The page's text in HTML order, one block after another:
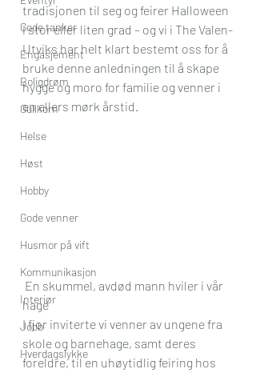
Gode tanker
Engasjement
Boligdrøm
Gullkorn
Helse
Høst
Hobby
Gode venner
Husmor på vift
Kommunikasjon
Interiør
Jobb
Hverdagslykke
tradisjonen til seg og feirer Halloween
i stor eller liten grad – og vi i The Valen-
Utviks har helt klart bestemt oss for å
bruke denne anledningen til å skape
hygge og moro for familie og venner i
en ellers mørk årstid.
hage
I fjor inviterte vi venner av ungene fra
skole og barnehage, samt deres
foreldre, til en uhøytidlig feiring hos